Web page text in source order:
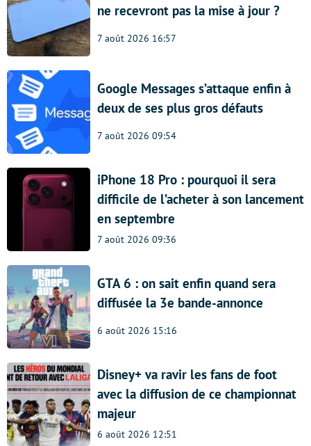
ne recevront pas la mise à jour ?
7 août 2026 16:57
Google Messages s’attaque enfin à
deux de ses plus gros défauts
7 août 2026 09:54
iPhone 18 Pro : pourquoi il sera
difficile de l’acheter à son lancement
en septembre
7 août 2026 09:36
GTA 6 : on sait enfin quand sera
diffusée la 3e bande-annonce
6 août 2026 15:16
Disney+ va ravir les fans de foot
avec la diffusion de ce championnat
majeur
6 août 2026 12:51